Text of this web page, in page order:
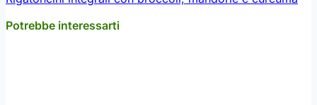
Potrebbe interessarti